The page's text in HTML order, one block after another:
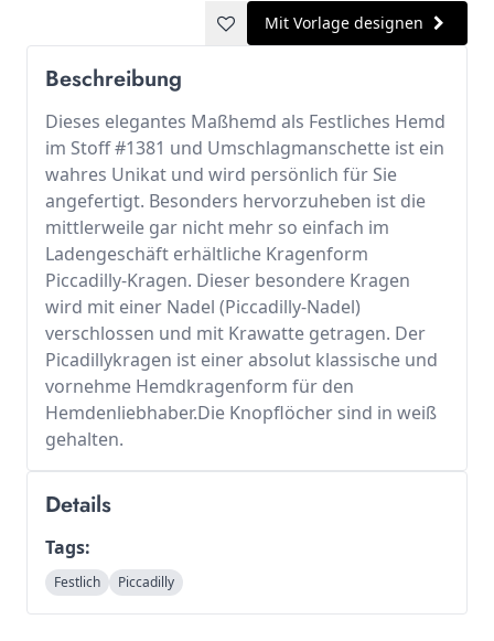
Mit Vorlage designen
Beschreibung
Dieses elegantes Maßhemd als Festliches Hemd
im Stoff #1381 und Umschlagmanschette ist ein
wahres Unikat und wird persönlich für Sie
angefertigt. Besonders hervorzuheben ist die
mittlerweile gar nicht mehr so einfach im
Ladengeschäft erhältliche Kragenform
Piccadilly-Kragen. Dieser besondere Kragen
wird mit einer Nadel (Piccadilly-Nadel)
verschlossen und mit Krawatte getragen. Der
Picadillykragen ist einer absolut klassische und
vornehme Hemdkragenform für den
Hemdenliebhaber.Die Knopflöcher sind in weiß
gehalten.
Details
Tags:
Festlich Piccadilly